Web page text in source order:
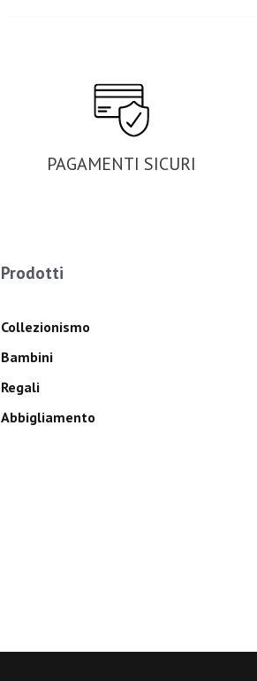
PAGAMENTI SICURI
Prodotti
Collezionismo
Bambini
Regali
Abbigliamento